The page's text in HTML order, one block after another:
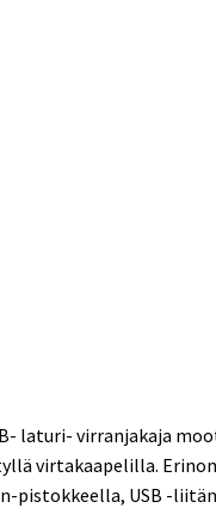
laturi- virranjakaja
virtakaapelilla.
pistokkeella, USB -